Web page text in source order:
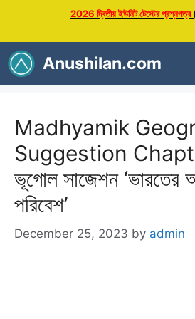
content
2026 দ্বিতীয় ইউনিট টেস্টের প্রশ্নপত্র
Anushilan.com
Madhyamik
Suggestion
ভূগোল সাজেশন ‘ভারতের
পরিবেশ’
December 25, 2023 by admin